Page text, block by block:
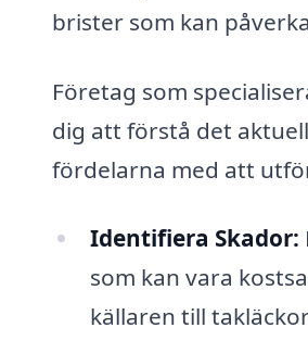
brister som kan
Företag som
dig att förstå det
fördelarna med att
Identifiera Skador:
som kan vara
källaren till